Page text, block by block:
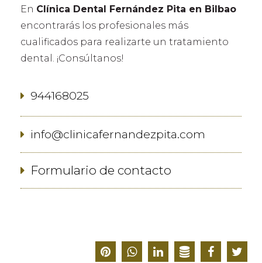
En Clínica Dental Fernández Pita en Bilbao
encontrarás los profesionales más
cualificados para realizarte un tratamiento
dental. ¡Consúltanos!
944168025
info@clinicafernandezpita.com
Formulario de contacto